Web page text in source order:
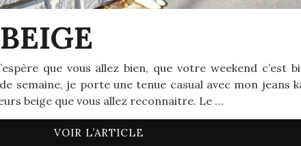
que vous allez bien, que votre weekend c’est
semaine, je porte une tenue casual avec mon jeans
beige que vous allez reconnaitre. Le …
VOIR L’ARTICLE